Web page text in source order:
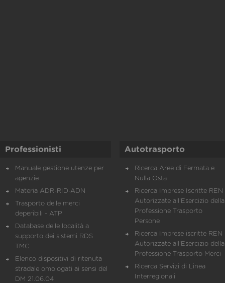
Professionisti
Manuale gestione utenze per
agenzie
Materia ADR-RID-ADN
Trasporto delle merci
deperibili - ATP
Database delle località a
supporto dei sistemi RDS
TMC
Elenco dispositivi di ritenuta
stradale omologati ai sensi del
DM 21.06.04
Autotrasporto
Ricerca Aree di Fermata e
Nulla Osta
Ricerca Imprese Iscritte REN
Autorizzate all'Esercizio della
Professione Trasporto
Persone
Ricerca Imprese iscritte REN
Autorizzate all'Esercizio della
Professione Trasporto Merci
Ricerca Servizi di Linea
Interregionali